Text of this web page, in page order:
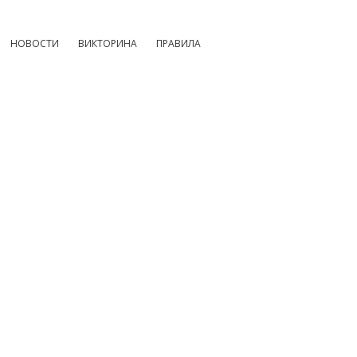
НОВОСТИ ВИКТОРИНА ПРАВИЛА